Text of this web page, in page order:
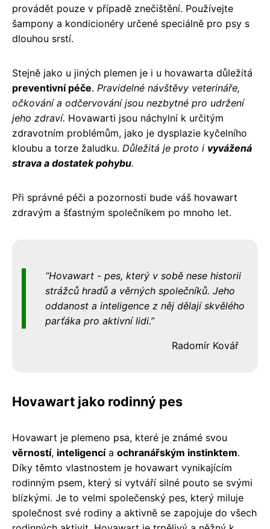
provádět pouze v případě znečištění. Používejte
šampony a kondicionéry určené speciálně pro psy s
dlouhou srstí.
Stejně jako u jiných plemen je i u hovawarta důležitá
preventivní péče. Pravidelné návštěvy veterináře,
očkování a odčervování jsou nezbytné pro udržení
jeho zdraví. Hovawarti jsou náchylní k určitým
zdravotním problémům, jako je dysplazie kyčelního
kloubu a torze žaludku. Důležitá je proto i vyvážená
strava a dostatek pohybu.
Při správné péči a pozornosti bude váš hovawart
zdravým a šťastným společníkem po mnoho let.
Hovawart - pes, který v sobě nese historii
strážců hradů a věrných společníků. Jeho
oddanost a inteligence z něj dělají skvělého
parťáka pro aktivní lidi.
Radomír Kovář
Hovawart jako rodinný pes
Hovawart je plemeno psa, které je známé svou
věrností, inteligencía ochranářským instinktem.
Díky těmto vlastnostem je hovawart vynikajícím
rodinným psem, který si vytváří silné pouto se svými
blízkými. Je to velmi společenský pes, který miluje
společnost své rodiny a aktivně se zapojuje do všech